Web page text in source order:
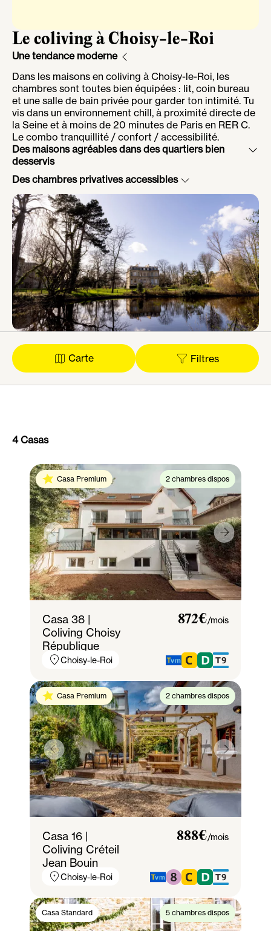
Le coliving à Choisy-le-Roi
Une tendance moderne
Dans les maisons en coliving à Choisy-le-Roi, les
chambres sont toutes bien équipées : lit, coin bureau
et une salle de bain privée pour garder ton intimité. Tu
vis dans un environnement chill, à proximité directe de
la Seine et à moins de 20 minutes de Paris en RER C.
Le combo tranquillité / confort / accessibilité.
Des maisons agréables dans des quartiers bien
desservis
À Choisy-le-Roi, les maisons sont nichées dans des
quartiers résidentiels tranquilles et bien desservis par
le RER C. Tu profites d’un environnement paisible au
bord de la Seine, tout en étant à 20 minutes du centre
de Paris. C’est l’équilibre idéal entre confort de vie et
accessibilité.
Des chambres privatives accessibles
À Choisy-le-Roi, le coliving prend de l’ampleur. Cette
ville dynamique et accessible est parfaite pour celles
et ceux qui cherchent une alternative moderne à la
location classique. Ici, on vit dans des maisons
pensées pour la vie en communauté : chambres bien
aménagées, espaces communs chaleureux, jardin
parfois… Le coliving à Choisy, c’est une réponse simple
aux besoins d’une génération qui veut plus que quatre
murs : elle veut des échanges, un cadre agréable et un
vrai équilibre entre perso et collectif.
Carte Filtres
4 Casas
Casa Premium 2 chambres dispos
Casa 38 |
Coliving Choisy
République
872€/mois
Choisy-le-Roi
Casa Premium 2 chambres dispos
Casa 16 |
Coliving Créteil
Jean Bouin
888€/mois
Choisy-le-Roi
Casa Standard 5 chambres dispos